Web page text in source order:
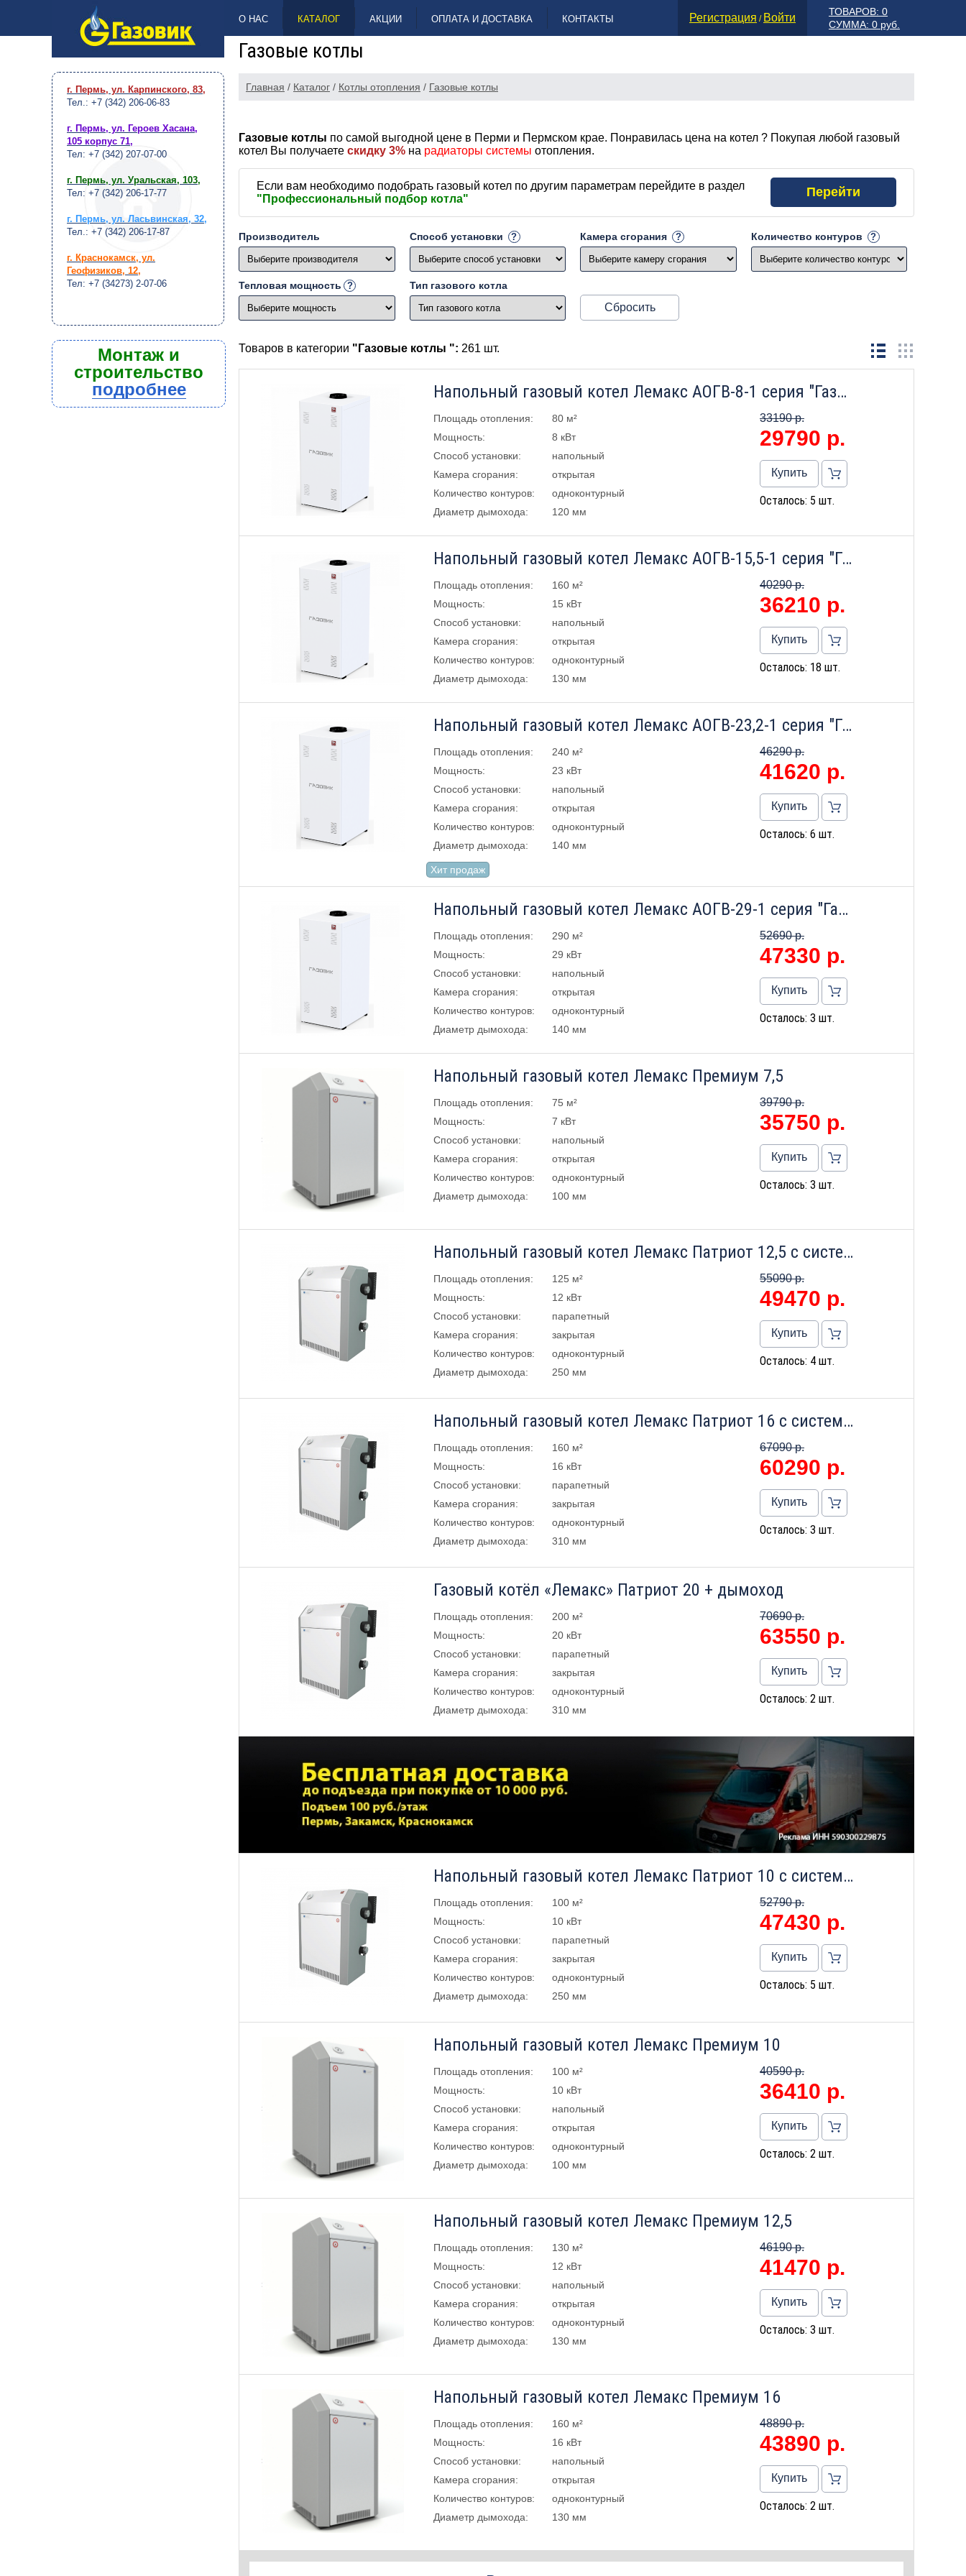
НАВЕРХ
О НАС КАТАЛОГ АКЦИИ ОПЛАТА И ДОСТАВКА КОНТАКТЫ
ТОВАРОВ: 0
СУММА: 0 руб.
Регистрация / Войти
Газовые котлы
Главная / Каталог / Котлы отопления / Газовые котлы
Газовые котлы по самой выгодной цене в Перми и Пермском крае. Понравилась цена на котел ? Покупая любой газовый
котел Вы получаете скидку 3% на радиаторы системы отопления.
Если вам необходимо подобрать газовый котел по другим параметрам перейдите в раздел
"Профессиональный подбор котла"
Перейти
Производитель Способ установки Камера сгорания Количество контуров
Тепловая мощность Тип газового котла
Сбросить
Товаров в категории "Газовые котлы ": 261 шт.
Напольный газовый котел Лемакс АОГВ-8-1 серия "Газовик"
Площадь отопления:
80 м²
Мощность:
8 кВт
Способ установки:
напольный
Камера сгорания:
открытая
Количество контуров:
одноконтурный
Диаметр дымохода:
120 мм
33190 р.
29790 р.
Купить
Осталось: 5 шт.
Напольный газовый котел Лемакс АОГВ-15,5-1 серия "Газовик"
Площадь отопления:
160 м²
Мощность:
15 кВт
Способ установки:
напольный
Камера сгорания:
открытая
Количество контуров:
одноконтурный
Диаметр дымохода:
130 мм
40290 р.
36210 р.
Купить
Осталось: 18 шт.
Напольный газовый котел Лемакс АОГВ-23,2-1 серия "Газовик"
Площадь отопления:
240 м²
Мощность:
23 кВт
Способ установки:
напольный
Камера сгорания:
открытая
Количество контуров:
одноконтурный
Диаметр дымохода:
140 мм
Хит продаж
46290 р.
41620 р.
Купить
Осталось: 6 шт.
Напольный газовый котел Лемакс АОГВ-29-1 серия "Газовик"
Площадь отопления:
290 м²
Мощность:
29 кВт
Способ установки:
напольный
Камера сгорания:
открытая
Количество контуров:
одноконтурный
Диаметр дымохода:
140 мм
52690 р.
47330 р.
Купить
Осталось: 3 шт.
Напольный газовый котел Лемакс Премиум 7,5
Площадь отопления:
75 м²
Мощность:
7 кВт
Способ установки:
напольный
Камера сгорания:
открытая
Количество контуров:
одноконтурный
Диаметр дымохода:
100 мм
39790 р.
35750 р.
Купить
Осталось: 3 шт.
Напольный газовый котел Лемакс Патриот 12,5 с системой дымоудаления
Площадь отопления:
125 м²
Мощность:
12 кВт
Способ установки:
парапетный
Камера сгорания:
закрытая
Количество контуров:
одноконтурный
Диаметр дымохода:
250 мм
55090 р.
49470 р.
Купить
Осталось: 4 шт.
Напольный газовый котел Лемакс Патриот 16 с системой дымоудаления
Площадь отопления:
160 м²
Мощность:
16 кВт
Способ установки:
парапетный
Камера сгорания:
закрытая
Количество контуров:
одноконтурный
Диаметр дымохода:
310 мм
67090 р.
60290 р.
Купить
Осталось: 3 шт.
Газовый котёл «Лемакс» Патриот 20 + дымоход
Площадь отопления:
200 м²
Мощность:
20 кВт
Способ установки:
парапетный
Камера сгорания:
закрытая
Количество контуров:
одноконтурный
Диаметр дымохода:
310 мм
70690 р.
63550 р.
Купить
Осталось: 2 шт.
Напольный газовый котел Лемакс Патриот 10 с системой дымоудаления
Площадь отопления:
100 м²
Мощность:
10 кВт
Способ установки:
парапетный
Камера сгорания:
закрытая
Количество контуров:
одноконтурный
Диаметр дымохода:
250 мм
52790 р.
47430 р.
Купить
Осталось: 5 шт.
Напольный газовый котел Лемакс Премиум 10
Площадь отопления:
100 м²
Мощность:
10 кВт
Способ установки:
напольный
Камера сгорания:
открытая
Количество контуров:
одноконтурный
Диаметр дымохода:
100 мм
40590 р.
36410 р.
Купить
Осталось: 2 шт.
Напольный газовый котел Лемакс Премиум 12,5
Площадь отопления:
130 м²
Мощность:
12 кВт
Способ установки:
напольный
Камера сгорания:
открытая
Количество контуров:
одноконтурный
Диаметр дымохода:
130 мм
46190 р.
41470 р.
Купить
Осталось: 3 шт.
Напольный газовый котел Лемакс Премиум 16
Площадь отопления:
160 м²
Мощность:
16 кВт
Способ установки:
напольный
Камера сгорания:
открытая
Количество контуров:
одноконтурный
Диаметр дымохода:
130 мм
48890 р.
43890 р.
Купить
Осталось: 2 шт.
г. Пермь, ул. Карпинского, 83,
Тел.: +7 (342) 206-06-83
г. Пермь, ул. Героев Хасана,
105 корпус 71,
Тел: +7 (342) 207-07-00
г. Пермь, ул. Уральская, 103,
Тел: +7 (342) 206-17-77
г. Пермь, ул. Ласьвинская, 32,
Тел.: +7 (342) 206-17-87
г. Краснокамск, ул.
Геофизиков, 12,
Тел: +7 (34273) 2-07-06
Монтаж и
строительство
подробнее